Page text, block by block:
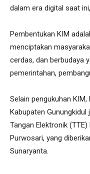
dalam era digital saat
Pembentukan KIM
menciptakan
cerdas, dan berbudaya
pemerintahan,
Selain pengukuhan
Kabupaten
Tangan Elektronik
Purwosari, yang
Sunaryanta.